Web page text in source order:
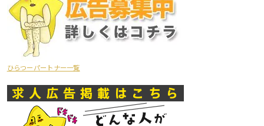
ひらつーパートナー一覧